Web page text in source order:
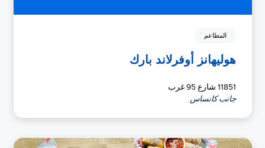
المطاعم
هوليهانز أوفرلاند بارك
11851 شارع 95 غرب
جانب كانساس